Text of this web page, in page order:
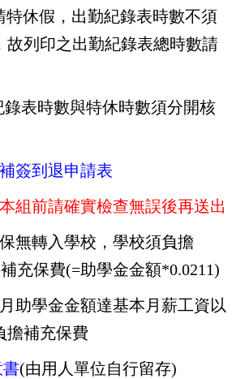
休假， 出勤紀錄表時數不須
故列印之出勤紀錄表總時數請
數與特休時數須分開核
簽到退申請表
組前請確實檢查無誤後再送出
轉入學校，學校須負擔
充保費(=助學金金額*0.0211)
學金金額達基本月薪工資以
擔補充保費
書(由用人單位自行留存)